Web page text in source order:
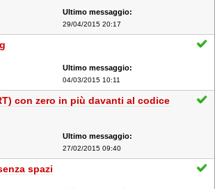
29/04/2015 20:17
04/03/2015 10:11
con zero in più davanti al codice
27/02/2015 09:40
spazi